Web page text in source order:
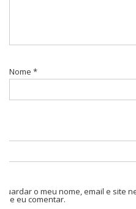
Nome *
Guardar o meu nome, email e site
que eu comentar.